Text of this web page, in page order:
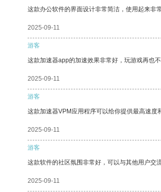
这款办公软件的界面设计非常简洁，使用起来非
2025-09-11
游客
这款加速器app的加速效果非常好，玩游戏再也
2025-09-11
游客
这款加速器VPM应用程序可以给你提供最高速度
2025-09-11
游客
这款软件的社区氛围非常好，可以与其他用户交
2025-09-11